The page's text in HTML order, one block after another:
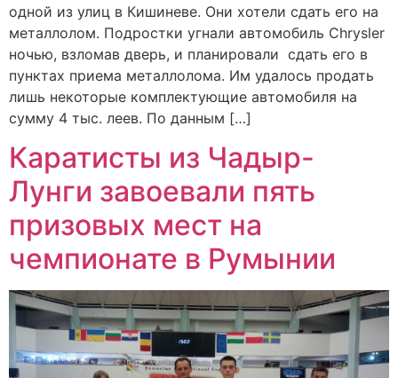
одной из улиц в Кишиневе. Они хотели сдать его на
металлолом. Подростки угнали автомобиль Chrysler
ночью, взломав дверь, и планировали сдать его в
пунктах приема металлолома. Им удалось продать
лишь некоторые комплектующие автомобиля на
сумму 4 тыс. леев. По данным […]
Каратисты из Чадыр-
Лунги завоевали пять
призовых мест на
чемпионате в Румынии